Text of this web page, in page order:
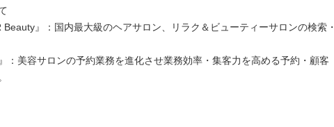
Beauty』：国内最大級のヘアサロン、リラク＆ビューティーサロンの検索・
：美容サロンの予約業務を進化させ業務効率・集客力を高める予約・顧客